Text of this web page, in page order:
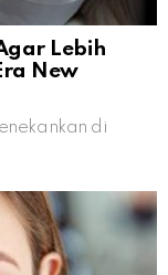
Lebih
New
di